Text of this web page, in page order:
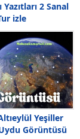
Yazıtları 2 Sanal
izle
Yeşiller
Görüntüsü